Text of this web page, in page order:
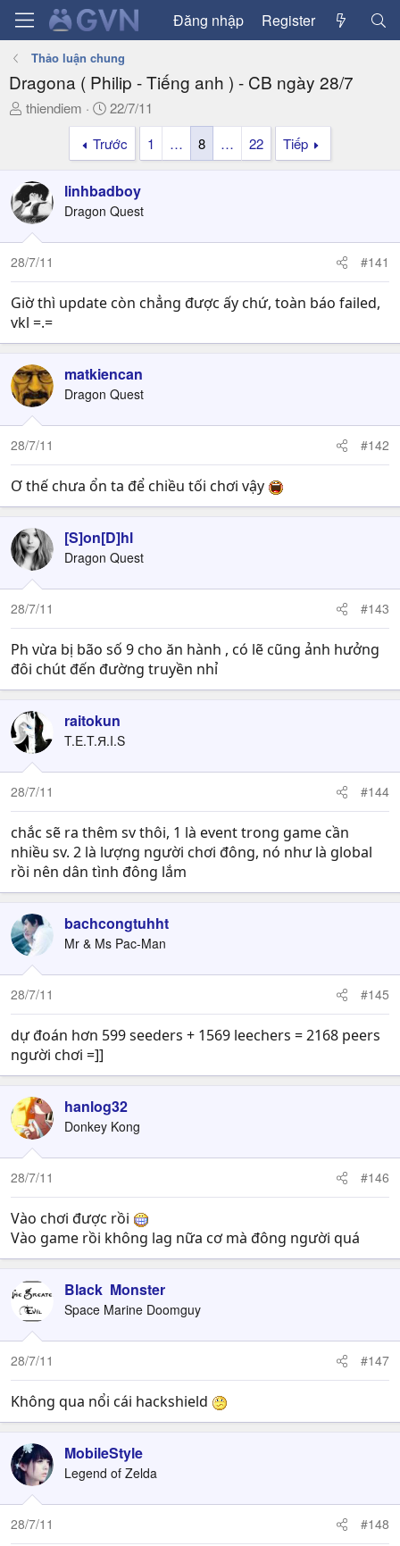
Đăng nhập Register
Thảo luận chung
Dragona ( Philip - Tiếng anh ) - CB ngày 28/7
T
a
d
s
t
a
t
e
r
thiendiem
N
g
à
y
g
ử
i
22/7/11
Trước
1 … 8 … 22 Tiếp
linhbadboy
Dragon Quest
28/7/11 #141
Giờ thì update còn chẳng được ấy chứ, toàn báo failed,
vkl =.=
matkiencan
Dragon Quest
28/7/11 #142
Ơ thế chưa ổn ta để chiều tối chơi vậy
[S]on[D]hl
Dragon Quest
28/7/11 #143
Ph vừa bị bão số 9 cho ăn hành , có lẽ cũng ảnh hưởng
đôi chút đến đường truyền nhỉ
raitokun
T.E.T.Я.I.S
28/7/11 #144
chắc sẽ ra thêm sv thôi, 1 là event trong game cần
nhiều sv. 2 là lượng người chơi đông, nó như là global
rồi nên dân tình đông lắm
bachcongtuhht
Mr & Ms Pac-Man
28/7/11 #145
dự đoán hơn 599 seeders + 1569 leechers = 2168 peers
người chơi =]]
hanlog32
Donkey Kong
28/7/11 #146
Vào chơi được rồi
Vào game rồi không lag nữa cơ mà đông người quá
Black Monster
Space Marine Doomguy
28/7/11 #147
Không qua nổi cái hackshield
MobileStyle
Legend of Zelda
28/7/11 #148